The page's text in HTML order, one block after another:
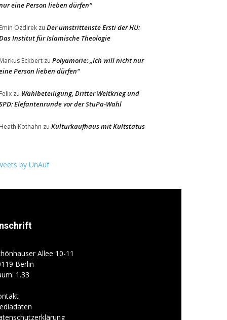
eine Person lieben dürfen“
Özdirek zu Der umstrittenste Ersti der HU:
Institut für Islamische Theologie
Eckbert zu Polyamorie: „Ich will nicht nur
Person lieben dürfen“
zu Wahlbeteiligung, Dritter Weltkrieg und
Elefantenrunde vor der StuPa-Wahl
Kothahn zu Kulturkaufhaus mit Kultstatus
by UnAuf
Allee 10-11
Berlin
1.33